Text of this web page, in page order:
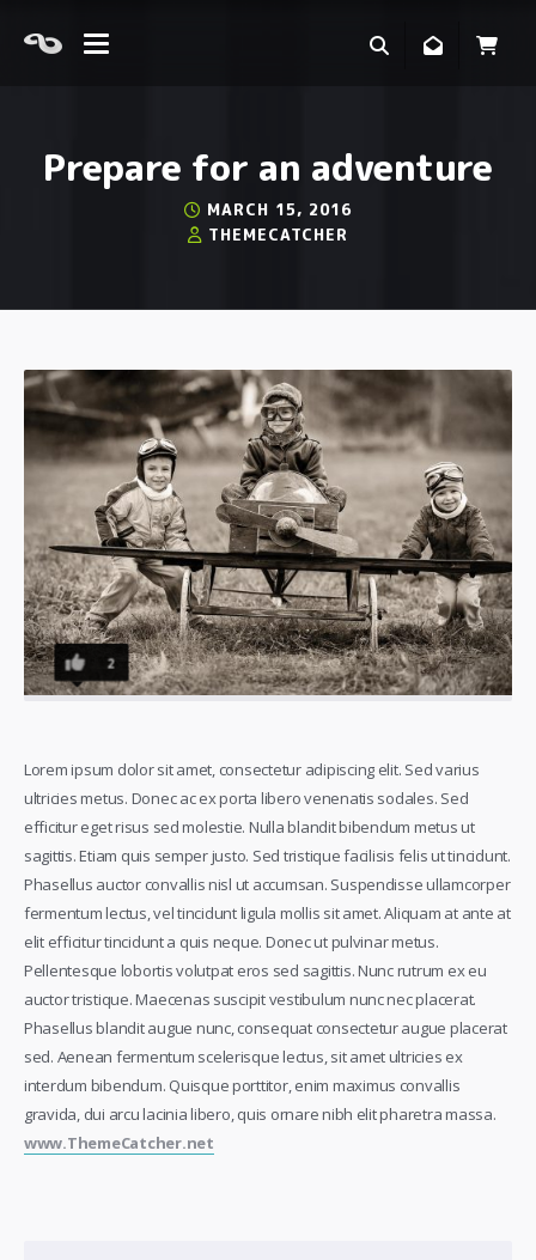
Prepare for an adventure
MARCH 15, 2016
THEMECATCHER
2
Lorem ipsum dolor sit amet, consectetur adipiscing elit. Sed varius
ultricies metus. Donec ac ex porta libero venenatis sodales. Sed
efficitur eget risus sed molestie. Nulla blandit bibendum metus ut
sagittis. Etiam quis semper justo. Sed tristique facilisis felis ut tincidunt.
Phasellus auctor convallis nisl ut accumsan. Suspendisse ullamcorper
fermentum lectus, vel tincidunt ligula mollis sit amet. Aliquam at ante at
elit efficitur tincidunt a quis neque. Donec ut pulvinar metus.
Pellentesque lobortis volutpat eros sed sagittis. Nunc rutrum ex eu
auctor tristique. Maecenas suscipit vestibulum nunc nec placerat.
Phasellus blandit augue nunc, consequat consectetur augue placerat
sed. Aenean fermentum scelerisque lectus, sit amet ultricies ex
interdum bibendum. Quisque porttitor, enim maximus convallis
gravida, dui arcu lacinia libero, quis ornare nibh elit pharetra massa.
www.ThemeCatcher.net